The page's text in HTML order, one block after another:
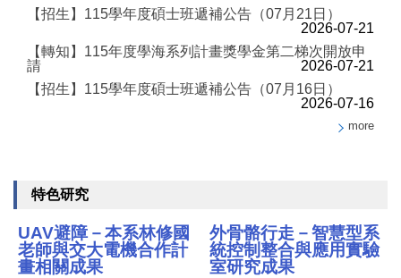
【招生】115學年度碩士班遞補公告（07月21日）
2026-07-21
【轉知】115年度學海系列計畫獎學金第二梯次開放申
請
2026-07-21
【招生】115學年度碩士班遞補公告（07月16日）
2026-07-16
more
特色研究
UAV避障－本系林修國
老師與交大電機合作計
畫相關成果
外骨骼行走－智慧型系
統控制整合與應用實驗
室研究成果